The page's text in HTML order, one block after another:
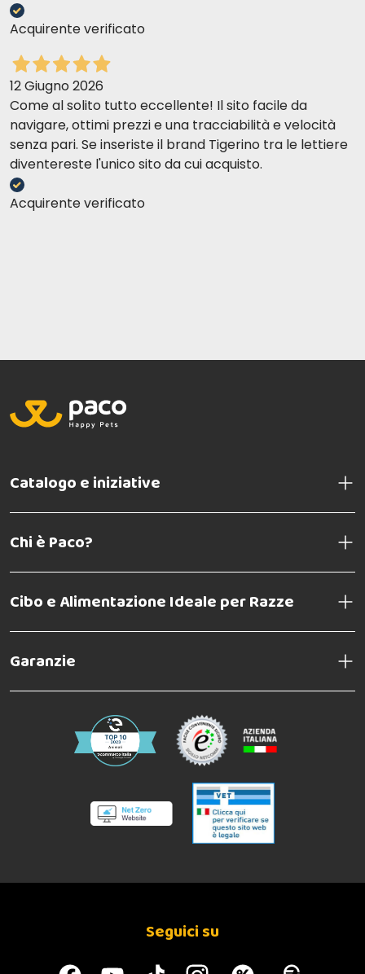
Acquirente verificato
12 Giugno 2026
Come al solito tutto eccellente! Il sito facile da
navigare, ottimi prezzi e una tracciabilità e velocità
senza pari. Se inseriste il brand Tigerino tra le lettiere
diventereste l'unico sito da cui acquisto.
Acquirente verificato
Catalogo e iniziative
Chi è Paco?
Cibo e Alimentazione Ideale per Razze
Garanzie
Seguici su